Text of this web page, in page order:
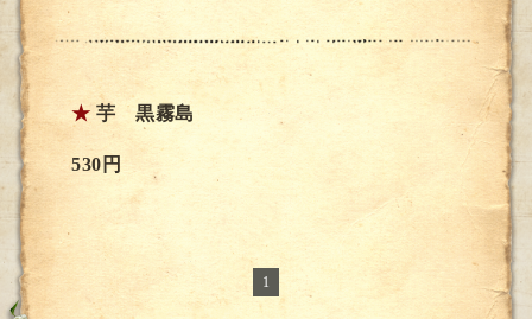
★ 芋 黒霧島
530円
1